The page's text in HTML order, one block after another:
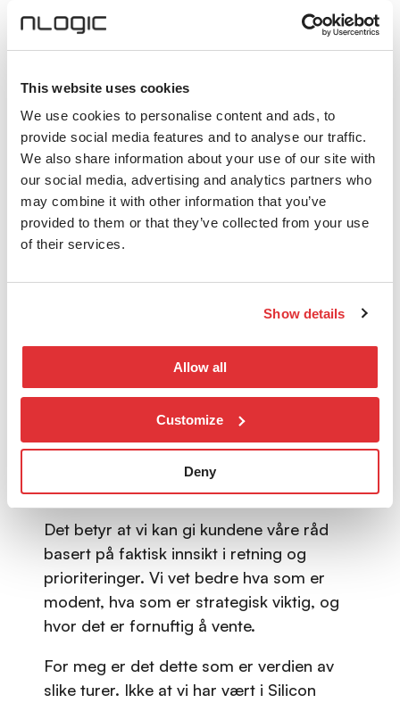
This website uses cookies
We use cookies to personalise content and ads, to
provide social media features and to analyse our traffic.
We also share information about your use of our site with
our social media, advertising and analytics partners who
may combine it with other information that you’ve
provided to them or that they’ve collected from your use
of their services.
Show details
Allow all
Customize
Deny
virksomheter går fra mange
enkeltstående løsninger til mer helhetlige
sees samlet dersom man skal ha reell
kontroll.
Innlegget fra NORCE om deres arbeid
med å strukturere sikkerhetsplattformen
sin gjorde det konkret. Det viste hvor
organisasjon er. Verktøy alene løser lite
hvis retning og ansvar er uklart.
Relasjoner som gir effekt
Det langsiktige samarbeidet vi har med
leverandørene gjør at vi får tilgang til
riktige personer. Vi møter dem som sitter
med ansvar for strategi og utvikling –
ikke bare salgsleddet.
Det betyr at vi kan gi kundene våre råd
basert på faktisk innsikt i retning og
prioriteringer. Vi vet bedre hva som er
modent, hva som er strategisk viktig, og
hvor det er fornuftig å vente.
For meg er det dette som er verdien av
slike turer. Ikke at vi har vært i Silicon